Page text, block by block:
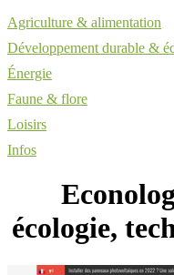
Agriculture & alimentation
Développement durable &
Énergie
Faune & flore
Loisirs
Infos
écologie,